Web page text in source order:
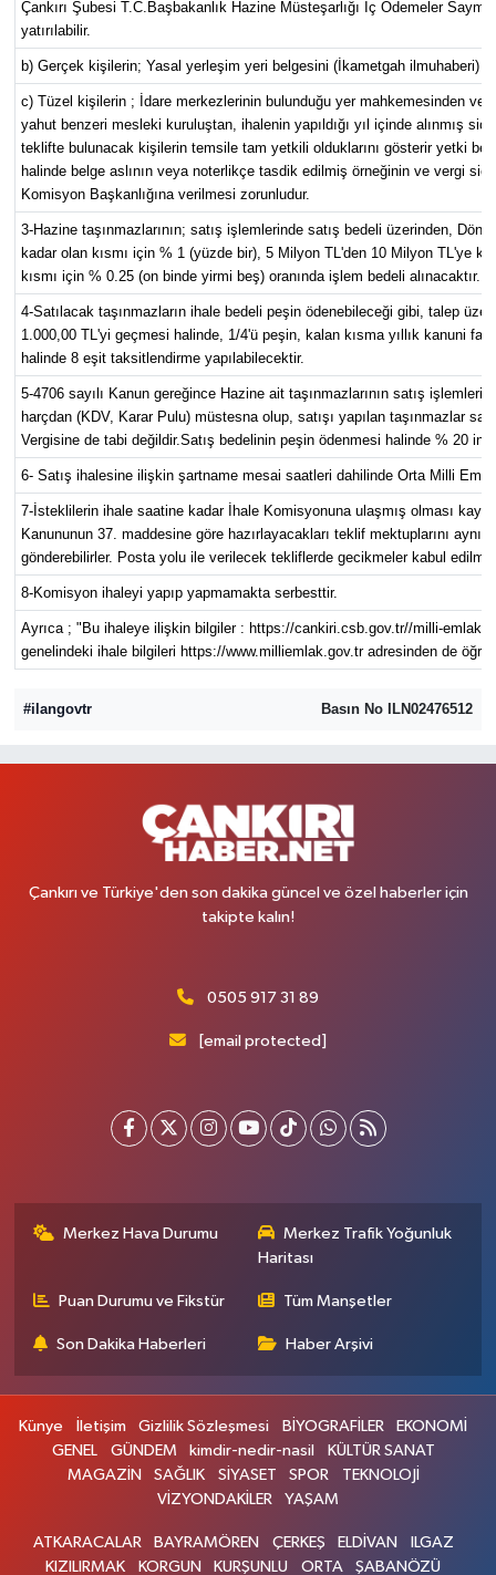
Çankırı Şubesi T.C.Başbakanlık Hazine Müsteşarlığı İç Ödemeler
yatırılabilir.
b) Gerçek kişilerin; Yasal yerleşim yeri belgesini (İkametgah ilmuhaberi)
c) Tüzel kişilerin ; İdare merkezlerinin bulunduğu yer mahkemesinden
yahut benzeri mesleki kuruluştan, ihalenin yapıldığı yıl içinde alınmış
teklifte bulunacak kişilerin temsile tam yetkili olduklarını gösterir yetki
halinde belge aslının veya noterlikçe tasdik edilmiş örneğinin ve vergi
Komisyon Başkanlığına verilmesi zorunludur.
3-Hazine taşınmazlarının; satış işlemlerinde satış bedeli üzerinden,
kadar olan kısmı için % 1 (yüzde bir), 5 Milyon TL'den 10 Milyon TL'ye
kısmı için % 0.25 (on binde yirmi beş) oranında işlem bedeli alınacaktır.
4-Satılacak taşınmazların ihale bedeli peşin ödenebileceği gibi, talep
1.000,00 TL'yi geçmesi halinde, 1/4'ü peşin, kalan kısma yıllık kanuni
halinde 8 eşit taksitlendirme yapılabilecektir.
5-4706 sayılı Kanun gereğince Hazine ait taşınmazlarının satış
harçdan (KDV, Karar Pulu) müstesna olup, satışı yapılan taşınmazlar
Vergisine de tabi değildir.Satış bedelinin peşin ödenmesi halinde % 20
6- Satış ihalesine ilişkin şartname mesai saatleri dahilinde Orta Milli
7-İsteklilerin ihale saatine kadar İhale Komisyonuna ulaşmış olması
Kanununun 37. maddesine göre hazırlayacakları teklif mektuplarını
gönderebilirler. Posta yolu ile verilecek tekliflerde gecikmeler kabul
8-Komisyon ihaleyi yapıp yapmamakta serbesttir.
Ayrıca ; "Bu ihaleye ilişkin bilgiler : https://cankiri.csb.gov.tr//milli-emlak-
genelindeki ihale bilgileri https://www.milliemlak.gov.tr adresinden de
#ilangovtr Basın No ILN02476512
Çankırı ve Türkiye'den son dakika güncel ve özel haberler için
takipte kalın!
0505 917 31 89
[email protected]
Merkez Hava Durumu
Merkez Trafik Yoğunluk
Haritası
Puan Durumu ve Fikstür Tüm Manşetler
Son Dakika Haberleri Haber Arşivi
Künye İletişim Gizlilik Sözleşmesi BİYOGRAFİLER
EKONOMİ
GENEL
GÜNDEM kimdir-nedir-nasil
KÜLTÜR SANAT
MAGAZİN
SAĞLIK SİYASET SPOR
TEKNOLOJİ
VİZYONDAKİLER
YAŞAM
ATKARACALAR BAYRAMÖREN ÇERKEŞ ELDİVAN
ILGAZ
KIZILIRMAK
KORGUN KURŞUNLU ORTA ŞABANÖZÜ